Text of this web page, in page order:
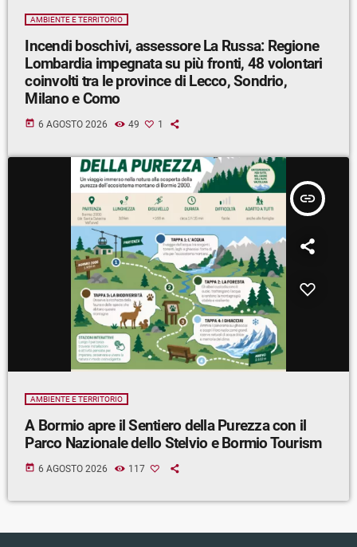
AMBIENTE E TERRITORIO
Incendi boschivi, assessore La Russa: Regione
Lombardia impegnata su più fronti, 48 volontari
coinvolti tra le province di Lecco, Sondrio,
Milano e Como
today 6 AGOSTO 2026 49 1
insert_link
AMBIENTE E TERRITORIO
A Bormio apre il Sentiero della Purezza con il
Parco Nazionale dello Stelvio e Bormio Tourism
today 6 AGOSTO 2026 117